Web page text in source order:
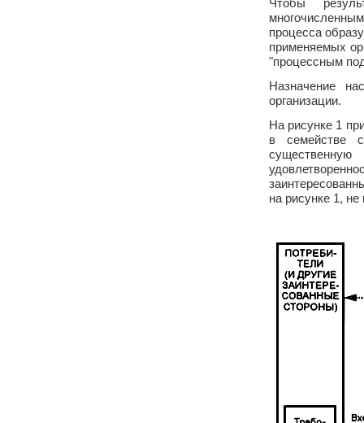
процесса
применяемых
"процессным
Назначение
организации.
На рисунке 1
в семействе
на рисунке 1,